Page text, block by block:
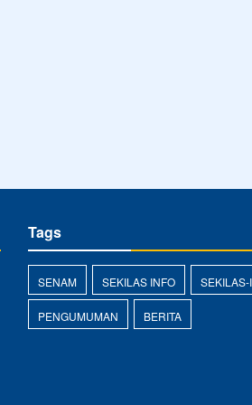
Tags
SENAM SEKILAS INFO SEKILAS-
PENGUMUMAN BERITA